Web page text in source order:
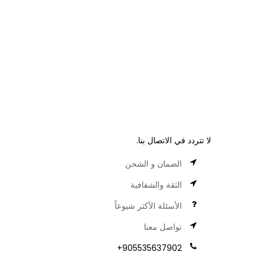
لا تتردد في الاتصال بنا.
الضمان و الشحن
الثقة والشفافية
الأسئلة الأكثر شيوعاً
تواصل معنا
905535637902+